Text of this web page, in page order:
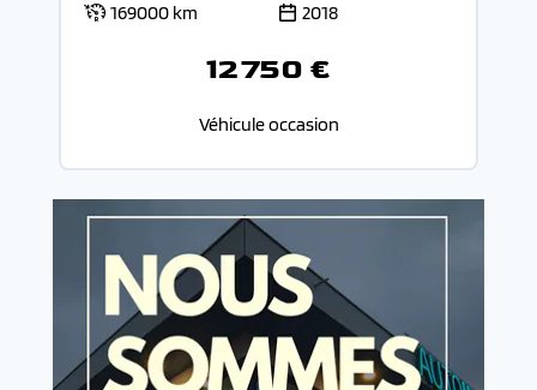
169000 km
2018
12 750 €
Véhicule occasion